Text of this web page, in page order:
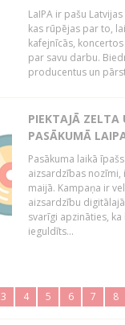
LaIPA ir pašu
kas rūpējas par to,
kafejnīcās,
par savu darbu.
producentus un
PIEKTAJĀ ZELTA
PASĀKUMĀ
Pasākuma laikā
aizsardzības nozīmi,
maijā. Kampaņa ir
aizsardzību
svarīgi apzināties,
ieguldīts...
3 4 5 6 7 8